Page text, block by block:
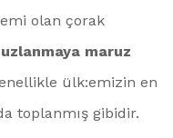
olan çorak
maruz
ülk:emizin en
toplanmış gibidir.